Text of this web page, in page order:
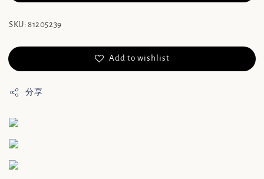
SKU: 81205239
Add to wishlist
分享